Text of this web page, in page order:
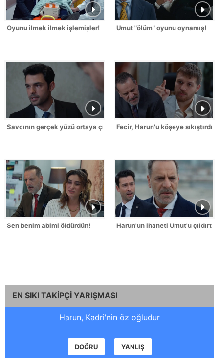
Oyunu ilmek ilmek işlemişler! Umut "ölüm" oyunu oynamış!
Savcının gerçek yüzü ortaya çıktı! Fecir, Harun'u köşeye sıkıştırdı!
Sen benim abimi öldürdün! Harun'un ihaneti Umut'u çıldırttı!
EN SIKI TAKİPÇİ YARIŞMASI
Harun, Kadri'nin öz oğludur
DOĞRU YANLIŞ